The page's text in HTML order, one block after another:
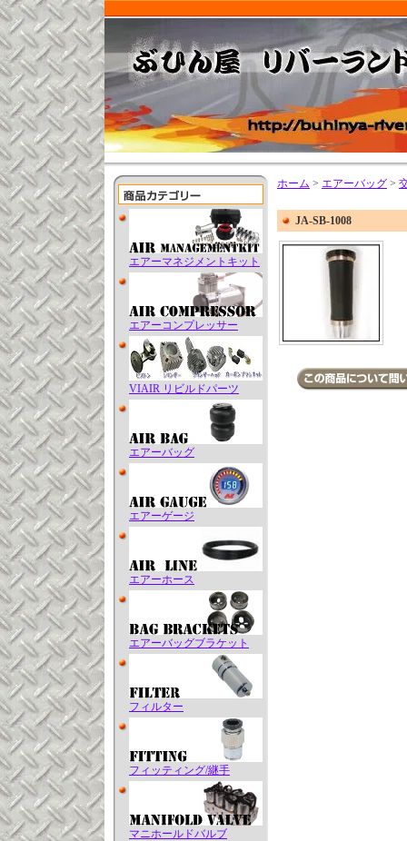
エアーマネジメントキット
エアーコンプレッサー
VIAIR リビルドパーツ
エアーバッグ
エアーゲージ
エアーホース
エアーバッグブラケット
フィルター
フィッティング/継手
マニホールドバルブ
ホーム > エアーバッグ >
JA-SB-1008